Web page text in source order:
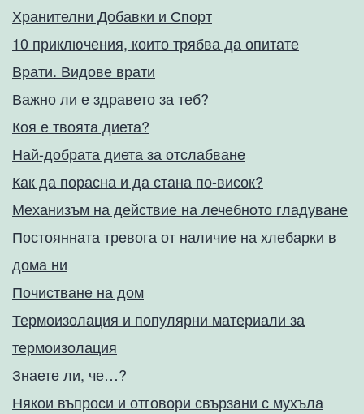
Хранителни Добавки и Спорт
10 приключения, които трябва да опитате
Врати. Видове врати
Важно ли е здравето за теб?
Коя е твоята диета?
Най-добрата диета за отслабване
Как да порасна и да стана по-висок?
Механизъм на действие на лечебното гладуване
Постоянната тревога от наличие на хлебарки в
дома ни
Почистване на дом
Термоизолация и популярни материали за
термоизолация
Знаете ли, че…?
Някои въпроси и отговори свързани с мухъла